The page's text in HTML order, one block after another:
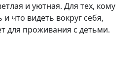
и уютная. Для тех, кому
что видеть вокруг себя,
для проживания с детьми.